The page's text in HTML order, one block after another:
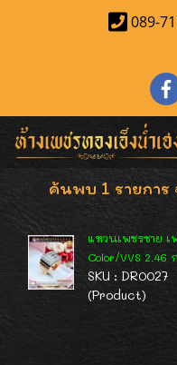
089-
ค้นพบ 1 รายการ
แหวนเพชรชาย
Color/VVS 2.46
SKU : DR0027
(Product)